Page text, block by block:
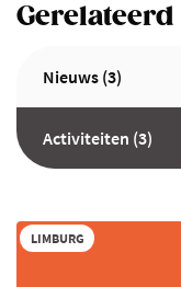
Gerelateerd
Nieuws (3)
Activiteiten (3)
LIMBURG